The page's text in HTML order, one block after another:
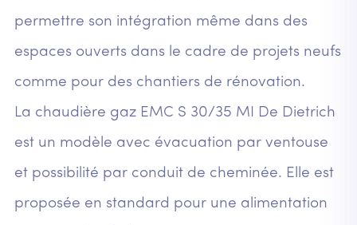
permettre son intégration même dans des
espaces ouverts dans le cadre de projets neufs
comme pour des chantiers de rénovation.
La chaudière gaz EMC S 30/35 MI De Dietrich
est un modèle avec évacuation par ventouse
et possibilité par conduit de cheminée. Elle est
proposée en standard pour une alimentation